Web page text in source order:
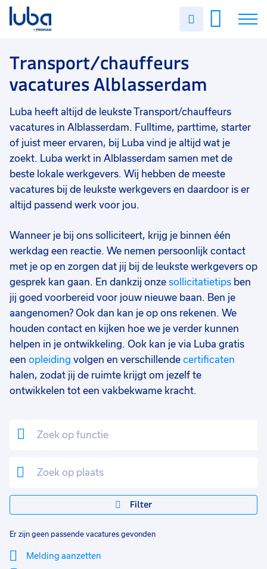
Uren
Vacatures
Over ons
Voor werkgevers
Contact
Transport/chauffeurs
vacatures Alblasserdam
Luba heeft altijd de leukste Transport/chauffeurs
vacatures in Alblasserdam. Fulltime, parttime, starter
of juist meer ervaren, bij Luba vind je altijd wat je
zoekt. Luba werkt in Alblasserdam samen met de
beste lokale werkgevers. Wij hebben de meeste
vacatures bij de leukste werkgevers en daardoor is er
altijd passend werk voor jou.
Wanneer je bij ons solliciteert, krijg je binnen één
werkdag een reactie. We nemen persoonlijk contact
met je op en zorgen dat jij bij de leukste werkgevers op
gesprek kan gaan. En dankzij onze sollicitatietips ben
jij goed voorbereid voor jouw nieuwe baan. Ben je
aangenomen? Ook dan kan je op ons rekenen. We
houden contact en kijken hoe we je verder kunnen
helpen in je ontwikkeling. Ook kan je via Luba gratis
een opleiding volgen en verschillende certificaten
halen, zodat jij de ruimte krijgt om jezelf te
ontwikkelen tot een vakbekwame kracht.
Filter
Filter vacatures
Vakgebied 0
Opleidingsniveau
Uren per week 0
Er zijn geen passende vacatures gevonden
Melding aanzetten